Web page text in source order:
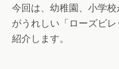
今回は、幼稚園、小学
がうれしい「ローズビ
紹介します。